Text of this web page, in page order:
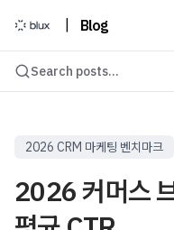
Blog
Search posts...
2026 CRM 마케팅 벤치마크
2026 커머스